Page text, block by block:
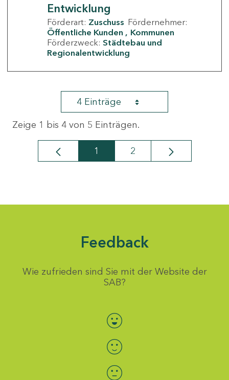
Entwicklung
Förderart: Zuschuss Fördernehmer:
Öffentliche Kunden
Kommunen
Förderzweck: Städtebau und
Regionalentwicklung
4 Einträge
Zeige 1 bis 4 von 5 Einträgen.
Seite
1 Seite
2
Feedback
Wie zufrieden sind Sie mit der Website der
SAB?
Bewertung auswählen